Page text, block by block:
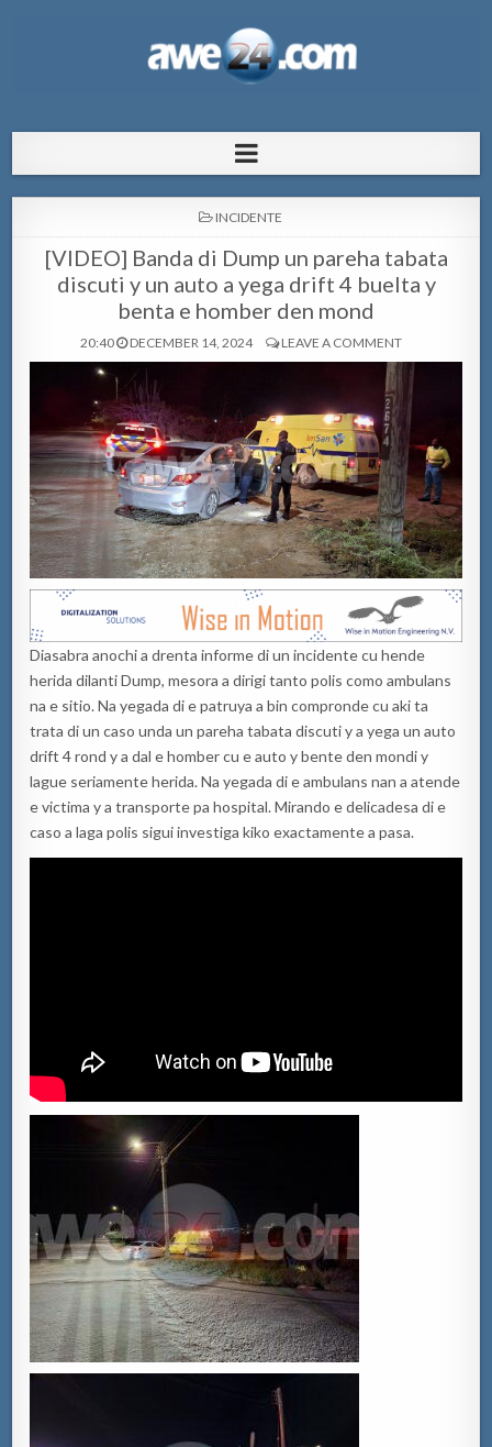
pa Aruba
POSTED
INCIDENTE
[VIDEO] Banda di Dump un pareha tabata
discuti y un auto a yega drift 4 buelta y
benta e homber den mond
20:40 DECEMBER 14, 2024 LEAVE A COMMENT
Diasabra anochi a drenta informe di un incidente cu hende
herida dilanti Dump, mesora a dirigi tanto polis como ambulans
na e sitio. Na yegada di e patruya a bin compronde cu aki ta
trata di un caso unda un pareha tabata discuti y a yega un auto
drift 4 rond y a dal e homber cu e auto y bente den mondi y
lague seriamente herida. Na yegada di e ambulans nan a atende
e victima y a transporte pa hospital. Mirando e delicadesa di e
caso a laga polis sigui investiga kiko exactamente a pasa.